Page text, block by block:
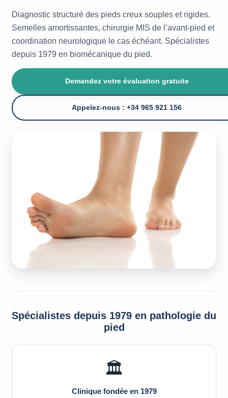
Diagnostic structuré des pieds creux souples et rigides.
Semelles amortissantes, chirurgie MIS de l’avant-pied et
coordination neurologique le cas échéant. Spécialistes
depuis 1979 en biomécanique du pied.
Demandez votre évaluation gratuite
Appelez-nous : +34 965 921 156
Spécialistes depuis 1979 en pathologie du
pied
🏛️
Clinique fondée en 1979